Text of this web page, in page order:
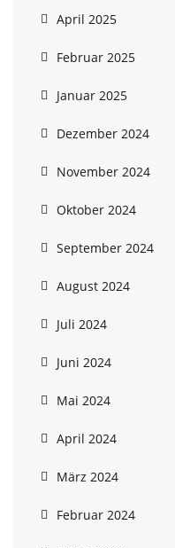
April 2025
Februar 2025
Januar 2025
Dezember 2024
November 2024
Oktober 2024
September 2024
August 2024
Juli 2024
Juni 2024
Mai 2024
April 2024
März 2024
Februar 2024